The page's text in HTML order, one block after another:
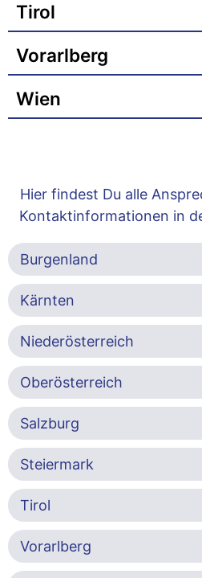
Tirol
Vorarlberg
Wien
Hier findest Du alle
Kontaktinformationen in
Burgenland
Kärnten
Niederösterreich
Oberösterreich
Salzburg
Steiermark
Tirol
Vorarlberg